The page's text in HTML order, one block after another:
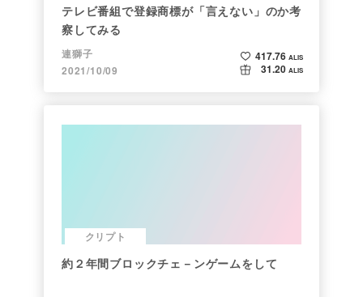
テレビ番組で登録商標が「言えない」のか考
察してみる
連獅子
2021/10/09
417.76 ALIS
31.20 ALIS
クリプト
約２年間ブロックチェ－ンゲームをして